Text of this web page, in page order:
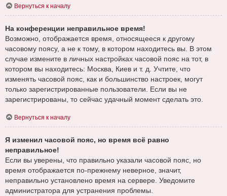
Вернуться к началу
На конференции неправильное время!
Возможно, отображается время, относящееся к другому
часовому поясу, а не к тому, в котором находитесь вы. В этом
случае измените в личных настройках часовой пояс на тот, в
котором вы находитесь: Москва, Киев и т. д. Учтите, что
изменять часовой пояс, как и большинство настроек, могут
только зарегистрированные пользователи. Если вы не
зарегистрированы, то сейчас удачный момент сделать это.
Вернуться к началу
Я изменил часовой пояс, но время всё равно
неправильное!
Если вы уверены, что правильно указали часовой пояс, но
время отображается по-прежнему неверное, значит,
неправильно установлено время на сервере. Уведомите
администратора для устранения проблемы.